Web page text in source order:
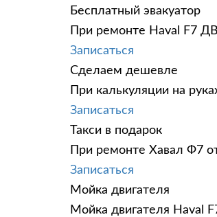
Бесплатный эвакуатор
При ремонте Haval F7
Записаться
Сделаем дешевле
При калькуляции на
Записаться
Такси в подарок
При ремонте Хавал Ф7
Записаться
Мойка двигателя
Мойка двигателя Haval